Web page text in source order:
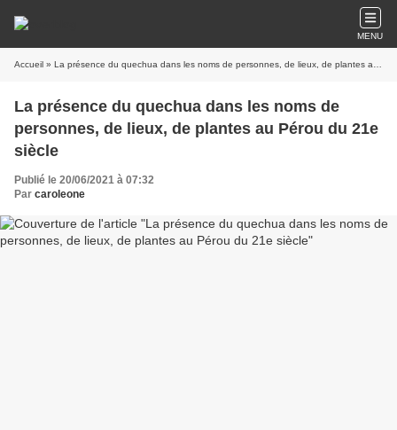
MENU
Accueil » La présence du quechua dans les noms de personnes, de lieux, de plantes au Pérou du 21e siècle
La présence du quechua dans les noms de
personnes, de lieux, de plantes au Pérou du 21e
siècle
Publié le 20/06/2021 à 07:32
Par caroleone